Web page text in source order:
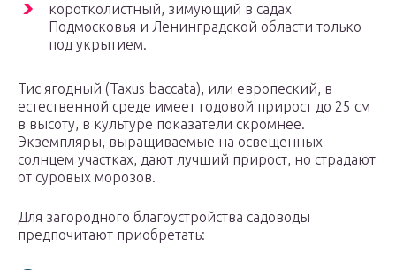
коротколистный, зимующий в садах
Подмосковья и Ленинградской области только
под укрытием.
Тис ягодный (Taxus baccata), или европеский, в
естественной среде имеет годовой прирост до 25 см
в высоту, в культуре показатели скромнее.
Экземпляры, выращиваемые на освещенных
солнцем участках, дают лучший прирост, но страдают
от суровых морозов.
Для загородного благоустройства садоводы
предпочитают приобретать: